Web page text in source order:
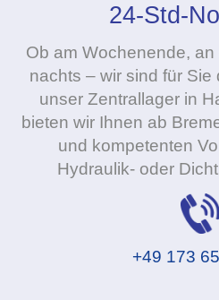
24-Std-
Ob am Wochenende,
nachts – wir sind für
unser Zentrallager in
bieten wir Ihnen ab
und kompetenten
Hydraulik- oder
+49 173